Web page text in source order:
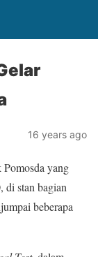
16 years ago
yang
di stan bagian
beberapa